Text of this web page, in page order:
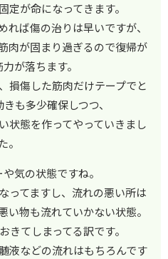
定が命になってきます。
れば傷の治りは早いですが、
肉が固まり過ぎるので復帰が
が落ちます。
損傷した筋肉だけテープでと
も多少確保しつつ、
状態を作ってやっていきまし
。
気の状態ですね。
ってますし、流れの悪い所は
い物も流れていかない状態。
きてしまってる訳です。
液などの流れはもちろんです